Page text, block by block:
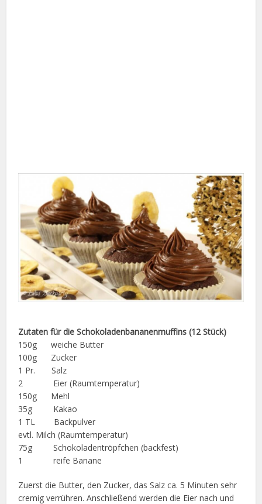
Zutaten für die Schokoladenbananenmuffins (12 Stück)
150g weiche Butter
100g Zucker
1 Pr. Salz
2 Eier (Raumtemperatur)
150g Mehl
35g Kakao
1 TL Backpulver
evtl. Milch (Raumtemperatur)
75g Schokoladentröpfchen (backfest)
1 reife Banane
Zuerst die Butter, den Zucker, das Salz ca. 5 Minuten sehr
cremig verrühren. Anschließend werden die Eier nach und